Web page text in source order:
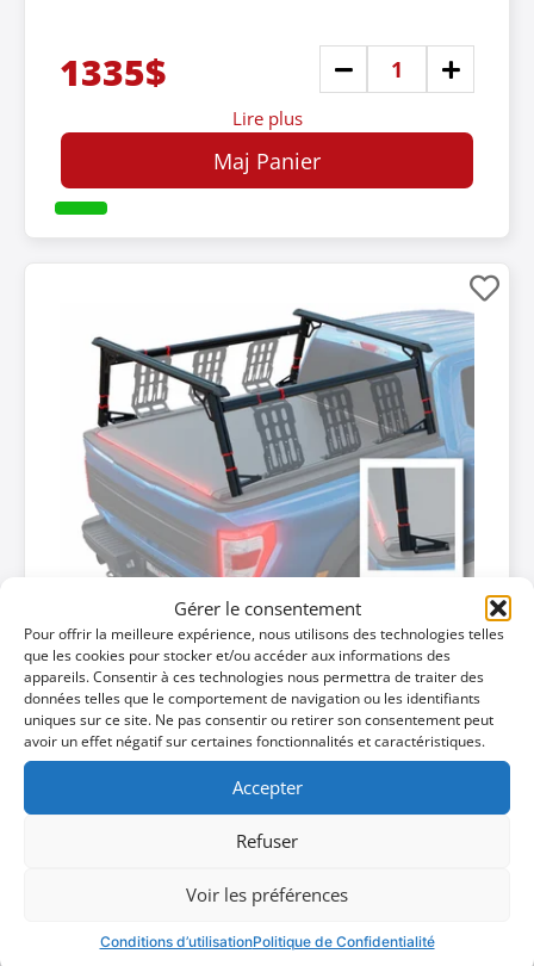
Gérer le consentement
Pour offrir la meilleure expérience, nous utilisons des technologies telles
que les cookies pour stocker et/ou accéder aux informations des
appareils. Consentir à ces technologies nous permettra de traiter des
données telles que le comportement de navigation ou les identifiants
uniques sur ce site. Ne pas consentir ou retirer son consentement peut
avoir un effet négatif sur certaines fonctionnalités et caractéristiques.
Accepter
Refuser
Voir les préférences
Conditions d’utilisationPolitique de Confidentialité
1335$
Lire plus
Maj Panier
Isuzu D-Max 2003->2007
Double cabine, Simple cabine, Super/Xtra cabine
Tessera Tower+: Système de Galerie
télescopiques pour Pickup
Lire plus